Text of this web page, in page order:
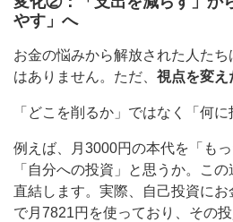
やす」へ
お金の悩みから解放された人た
はありません。ただ、 視点を変え
「どこを削るか」ではなく「何に
例えば、月3000円の本代を「も
「自分への投資」と思うか。こ
直結します。実際、自己投資に
で月7821円を使っており、その